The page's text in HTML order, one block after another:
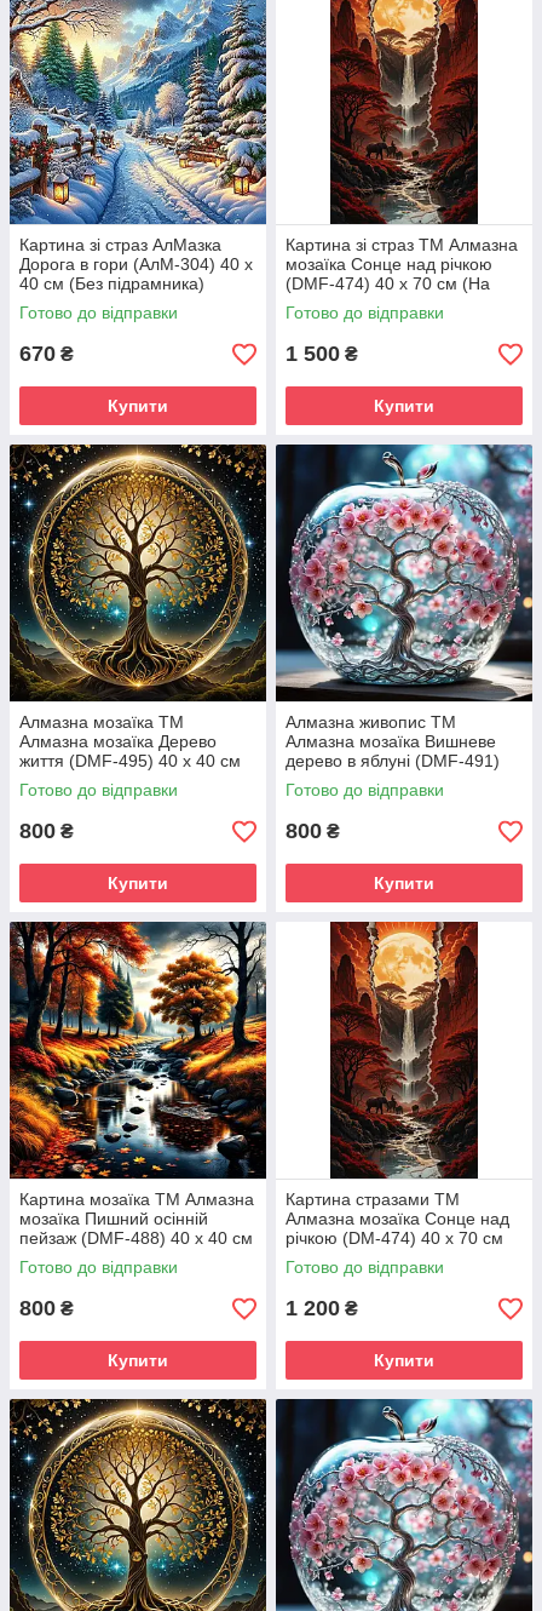
Картина зі страз АлМазка
Дорога в гори (АлМ-304) 40 х
40 см (Без підрамника)
Готово до відправки
670 ₴
Купити
Картина зі страз ТМ Алмазна
мозаїка Сонце над річкою
(DMF-474) 40 х 70 см (На
підрамнику)
Готово до відправки
1 500 ₴
Купити
Алмазна мозаїка ТМ
Алмазна мозаїка Дерево
життя (DMF-495) 40 х 40 см
(На підрамнику)
Готово до відправки
800 ₴
Купити
Алмазна живопис ТМ
Алмазна мозаїка Вишневе
дерево в яблуні (DMF-491)
40 х 40 см (На підрамнику)
Готово до відправки
800 ₴
Купити
Картина мозаїка ТМ Алмазна
мозаїка Пишний осінній
пейзаж (DMF-488) 40 х 40 см
(На підрамнику)
Готово до відправки
800 ₴
Купити
Картина стразами ТМ
Алмазна мозаїка Сонце над
річкою (DM-474) 40 х 70 см
(Без підрамника)
Готово до відправки
1 200 ₴
Купити